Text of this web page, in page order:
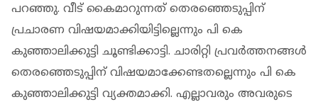
പറഞ്ഞു. വീട് കൈമാറുന്നത് തെരഞ്ഞെടുപ്പിന്
പ്രചാരണ വിഷയമാക്കിയിട്ടില്ലെന്നും പി കെ
കുഞ്ഞാലിക്കുട്ടി ചൂണ്ടിക്കാട്ടി. ചാരിറ്റി പ്രവര്‍ത്തനങ്ങള്‍
തെരഞ്ഞെടുപ്പിന് വിഷയമാക്കേണ്ടതല്ലെന്നും പി കെ
കുഞ്ഞാലിക്കുട്ടി വ്യക്തമാക്കി. എല്ലാവരും അവരുടെ